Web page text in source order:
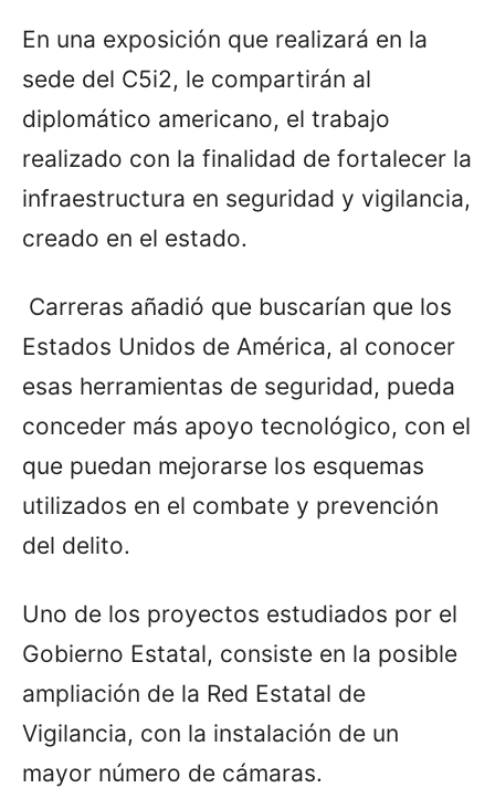
En una exposición que realizará en la
sede del C5i2, le compartirán al
diplomático americano, el trabajo
realizado con la finalidad de fortalecer la
infraestructura en seguridad y vigilancia,
creado en el estado.
Carreras añadió que buscarían que los
Estados Unidos de América, al conocer
esas herramientas de seguridad, pueda
conceder más apoyo tecnológico, con el
que puedan mejorarse los esquemas
utilizados en el combate y prevención
del delito.
Uno de los proyectos estudiados por el
Gobierno Estatal, consiste en la posible
ampliación de la Red Estatal de
Vigilancia, con la instalación de un
mayor número de cámaras.